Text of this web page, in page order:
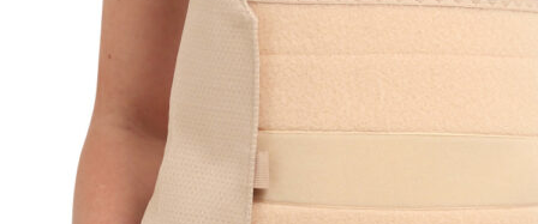
АППАРАТЫ НА НИЖНИЕ КОНЕЧНОСТИ